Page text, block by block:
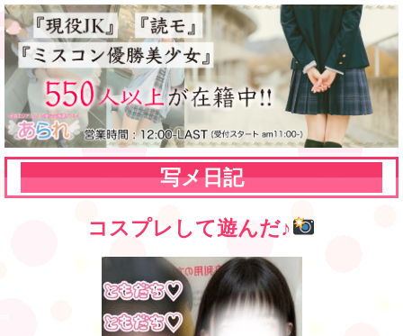
写メ日記
コスプレして遊んだ♪